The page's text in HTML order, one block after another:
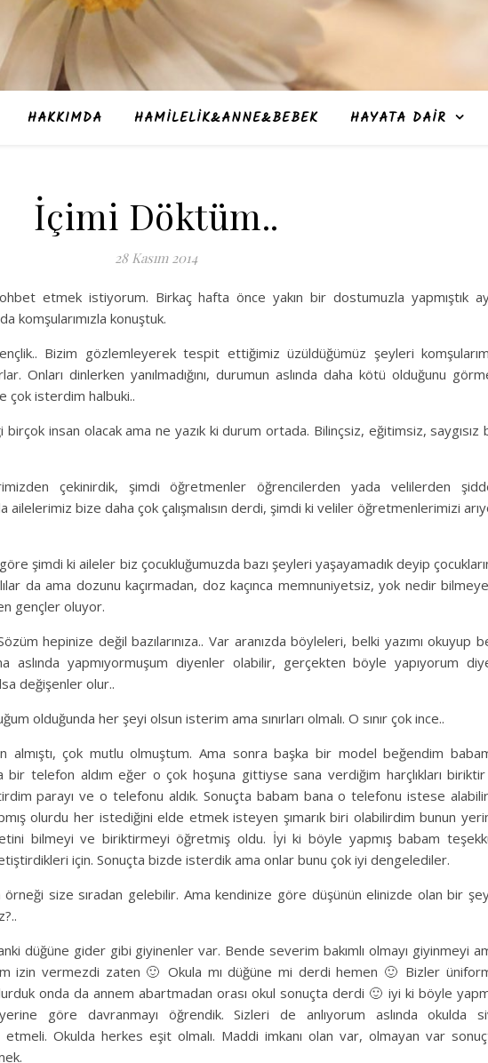
HAKKIMDA HAMILELIK&ANNE&BEBEK HAYATA DAIR
İçimi Döktüm..
28 Kasım 2014
etmek istiyorum. Birkaç hafta önce yakın bir dostumuzla yapmıştık
komşularımızla konuştuk.
Bizim gözlemleyerek tespit ettiğimiz üzüldüğümüz şeyleri
Onları dinlerken yanılmadığını, durumun aslında daha kötü olduğunu
çok isterdim halbuki..
birçok insan olacak ama ne yazık ki durum ortada. Bilinçsiz, eğitimsiz, saygısız
çekinirdik, şimdi öğretmenler öğrencilerden yada velilerden
ailelerimiz bize daha çok çalışmalısın derdi, şimdi ki veliler öğretmenlerimizi
şimdi ki aileler biz çocukluğumuzda bazı şeyleri yaşayamadık deyip
da ama dozunu kaçırmadan, doz kaçınca memnuniyetsiz, yok nedir
gençler oluyor.
hepinize değil bazılarınıza.. Var aranızda böyleleri, belki yazımı okuyup
aslında yapmıyormuşum diyenler olabilir, gerçekten böyle yapıyorum
değişenler olur..
olduğunda her şeyi olsun isterim ama sınırları olmalı. O sınır çok ince..
almıştı, çok mutlu olmuştum. Ama sonra başka bir model beğendim
telefon aldım eğer o çok hoşuna gittiyse sana verdiğim harçlıkları
parayı ve o telefonu aldık. Sonuçta babam bana o telefonu istese
olurdu her istediğini elde etmek isteyen şımarık biri olabilirdim bunun
bilmeyi ve biriktirmeyi öğretmiş oldu. İyi ki böyle yapmış babam
için. Sonuçta bizde isterdik ama onlar bunu çok iyi dengelediler.
size sıradan gelebilir. Ama kendinize göre düşünün elinizde olan bir
düğüne gider gibi giyinenler var. Bende severim bakımlı olmayı giyinmeyi
izin vermezdi zaten 🙂 Okula mı düğüne mi derdi hemen 🙂 Bizler
onda da annem abartmadan orası okul sonuçta derdi 🙂 iyi ki böyle
yerine göre davranmayı öğrendik. Sizleri de anlıyorum aslında okulda
etmeli. Okulda herkes eşit olmalı. Maddi imkanı olan var, olmayan var